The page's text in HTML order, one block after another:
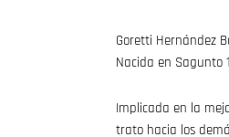
Goretti Hernández
Nacida en Sagunto
Implicada en la
trato hacia los